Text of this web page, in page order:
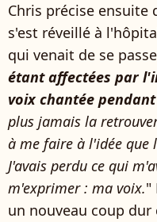
Chris précise ensuite
s'est réveillé à
qui venait de se
étant affectées par
voix chantée
plus jamais la
à me faire à l'idée que
J'avais perdu ce qui
m'exprimer : ma voix."
un nouveau coup dur